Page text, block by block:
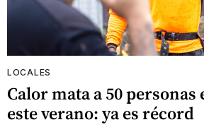
LOCALES
Calor mata a 50
este verano: ya es récord